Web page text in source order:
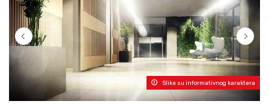
Slike su informativnog karaktera